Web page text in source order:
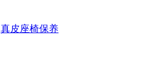
真皮座椅保养